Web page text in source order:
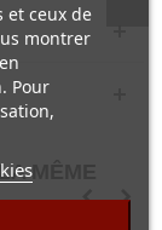
MÊME
et ceux de
montrer
Pour